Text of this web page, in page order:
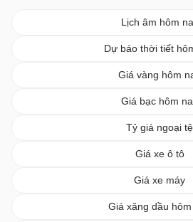
Lịch âm hôm
Dự báo thời tiết
Giá vàng hôm
Giá bạc hôm
Tỷ giá ngoại tệ
Giá xe ô tô
Giá xe máy
Giá xăng dầu